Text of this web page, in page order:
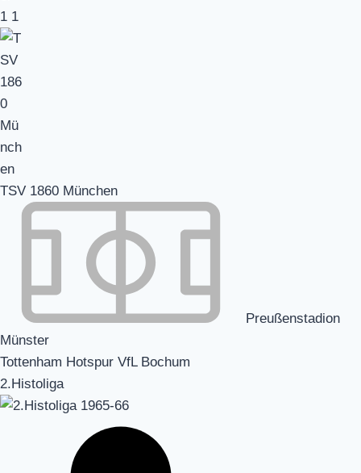
1 1
TSV 1860 München
Preußenstadion
Münster
Tottenham Hotspur VfL Bochum
2.Histoliga